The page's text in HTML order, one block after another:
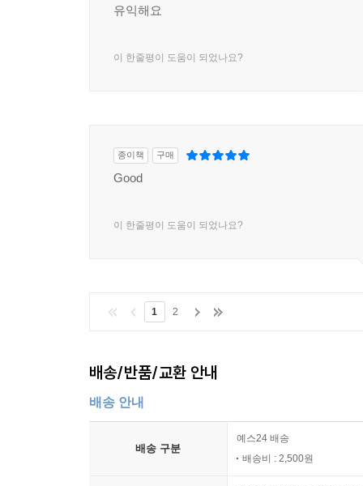
유익해요
이 한줄평이 도움이 되었나요?
종이책 구매
Good
이 한줄평이 도움이 되었나요?
1 2
배송/반품/교환 안내
배송 안내
배송 구분
예스24 배송
배송비 : 2,500원